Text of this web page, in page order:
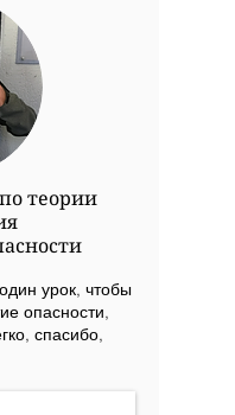
теории
урок, чтобы
опасности,
спасибо,